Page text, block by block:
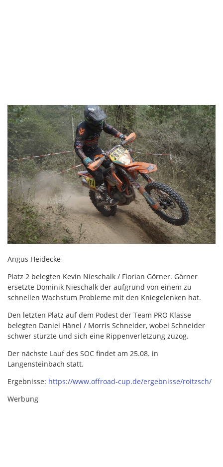
Angus Heidecke
Platz 2 belegten Kevin Nieschalk / Florian Görner. Görner
ersetzte Dominik Nieschalk der aufgrund von einem zu
schnellen Wachstum Probleme mit den Kniegelenken hat.
Den letzten Platz auf dem Podest der Team PRO Klasse
belegten Daniel Hänel / Morris Schneider, wobei Schneider
schwer stürzte und sich eine Rippenverletzung zuzog.
Der nächste Lauf des SOC findet am 25.08. in
Langensteinbach statt.
Ergebnisse: https://www.offroad-cup.de/ergebnisse/roitzsch/
Werbung